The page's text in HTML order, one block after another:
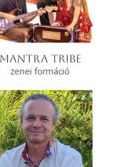
MANTRA TRIBE
zenei formáció